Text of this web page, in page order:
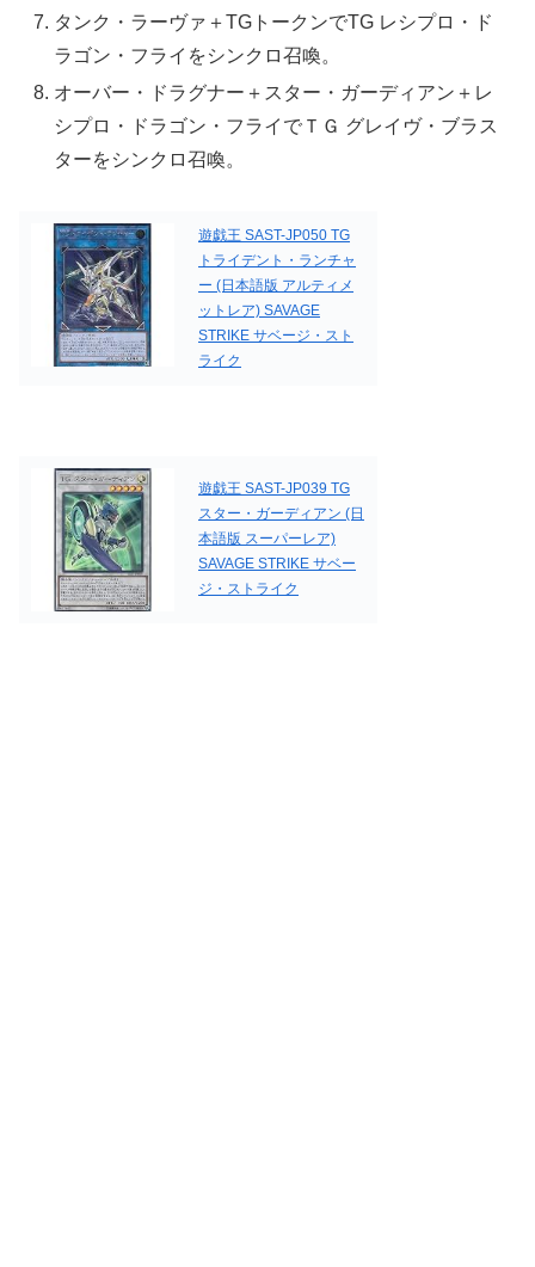
タンク・ラーヴァ＋TGトークンでTG レシプロ・ド
ラゴン・フライをシンクロ召喚。
オーバー・ドラグナー＋スター・ガーディアン＋レ
シプロ・ドラゴン・フライでＴＧ グレイヴ・ブラス
ターをシンクロ召喚。
遊戯王 SAST-JP050 TG
トライデント・ランチャ
ー (日本語版 アルティメ
ットレア) SAVAGE
STRIKE サベージ・スト
ライク
遊戯王 SAST-JP039 TG
スター・ガーディアン (日
本語版 スーパーレア)
SAVAGE STRIKE サベー
ジ・ストライク